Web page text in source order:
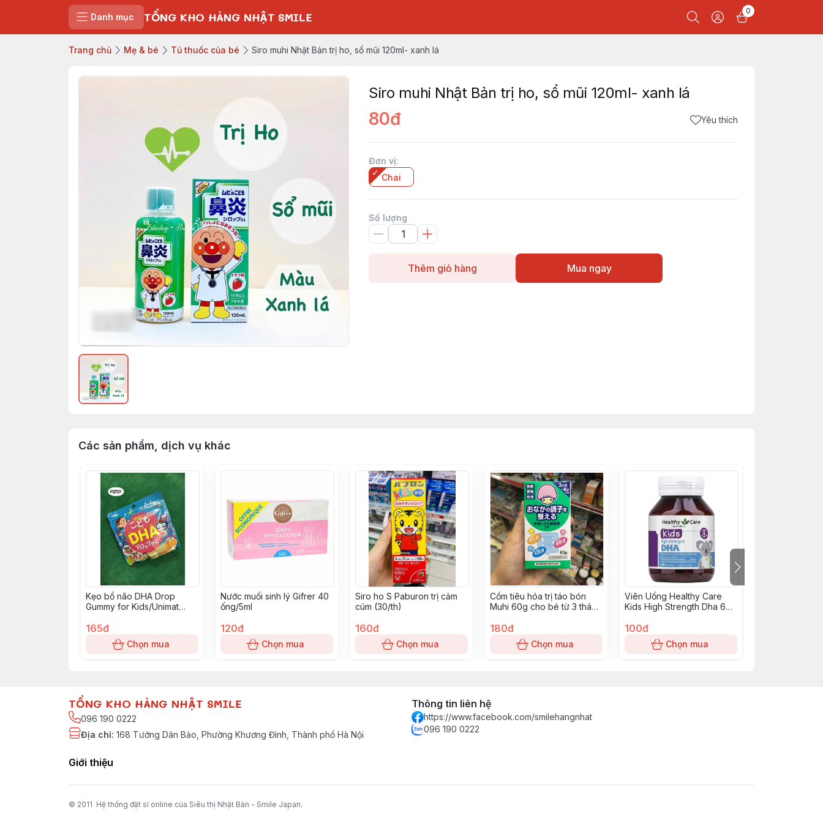
Danh mục TỔNG KHO HÀNG NHẬT SMILE 0
Trang chủ Mẹ & bé Tủ thuốc của bé Siro muhi Nhật Bản trị ho, sổ mũi 120ml- xanh lá
Siro muhi Nhật Bản trị ho, sổ mũi 120ml- xanh lá
80đ Yêu thích
Đơn vị:
Chai
Số lượng
Thêm giỏ hàng Mua ngay
Các sản phẩm, dịch vụ khác
Kẹo bổ não DHA Drop
Gummy for Kids/Unimat
165đ
Chọn mua
Nước muối sinh lý Gifrer 40
ống/5ml
120đ
Chọn mua
Siro ho S Paburon trị cảm
cúm (30/th)
160đ
Chọn mua
Cốm tiêu hóa trị táo bón
Muhi 60g cho bé từ 3 tháng
180đ
Chọn mua
Viên Uống Healthy Care
Kids High Strength Dha 60
100đ
Chọn mua
TỔNG KHO HÀNG NHẬT SMILE
096 190 0222
Địa chỉ: 168 Tưởng Dân Bảo, Phường Khương Đình, Thành phố Hà Nội
Thông tin liên hệ
https://www.facebook.com/smilehangnhat
096 190 0222
Giới thiệu
© 2011 Hệ thống đặt sỉ online của Siêu thị Nhật Bản - Smile Japan.